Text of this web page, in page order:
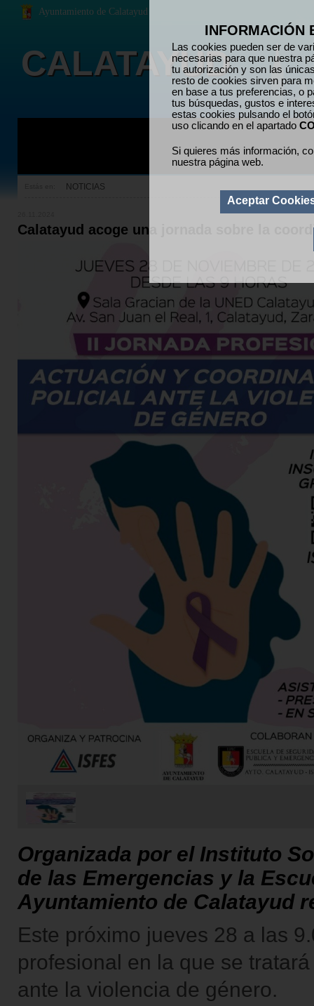
INFORMACIÓN
Las cookies pueden ser de
necesarias para que nuestra
tu autorización y son las
resto de cookies sirven para
en base a tus preferencias, o
tus búsquedas, gustos e
estas cookies pulsando el
uso clicando en el apartado
Si quieres más información,
nuestra página web.
Aceptar
Calatayud acoge una jornada sobre la
Organizada por el Instituto
de las Emergencias y la
Ayuntamiento de Calatayud
Este próximo jueves 28 a las
profesional en la que se
ante la violencia de género.
NOTICIAS
Ayuntamiento de Calatayud
CALATAYUD